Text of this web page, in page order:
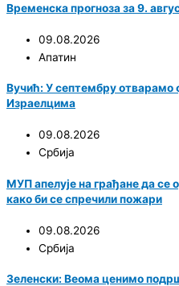
Временска прогноза за 9.
09.08.2026
Апатин
Вучић: У септембру отварамо
Израелцима
09.08.2026
Србија
МУП апелује на грађане да се
како би се спречили пожари
09.08.2026
Србија
Зеленски: Веома ценимо